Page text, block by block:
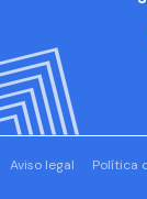
Aviso legal Política